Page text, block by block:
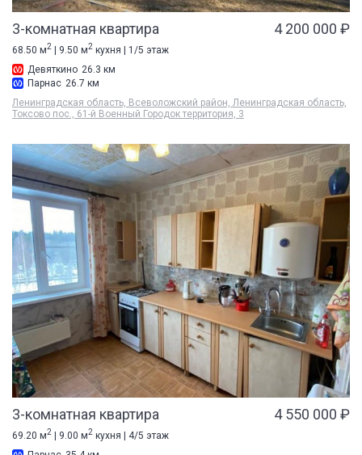
3-комнатная квартира 4 200 000 ₽
68.50 м2 | 9.50 м2 кухня | 1/5 этаж
Девяткино 26.3 км
Парнас 26.7 км
Ленинградская область, Всеволожский район, Ленинградская область,
Токсово пос., 61-й Военный Городок территория, 3
3-комнатная квартира 4 550 000 ₽
69.20 м2 | 9.00 м2 кухня | 4/5 этаж